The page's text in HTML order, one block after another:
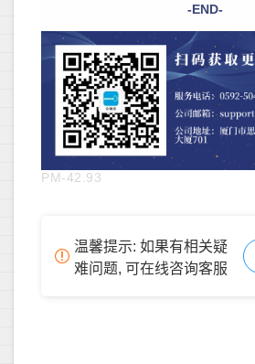
-END-
PM-42.93
温馨提示: 如果有相关疑
难问题, 可在线咨询客服